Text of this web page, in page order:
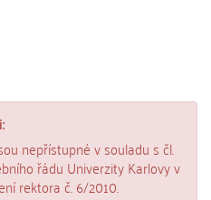
nepřístupné v souladu s čl.
řádu Univerzity Karlovy v
rektora č. 6/2010.